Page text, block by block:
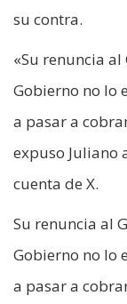
su contra.
«Su renuncia
Gobierno no lo
a pasar a
expuso Juliano
cuenta de X.
Su renuncia al
Gobierno no lo
a pasar a